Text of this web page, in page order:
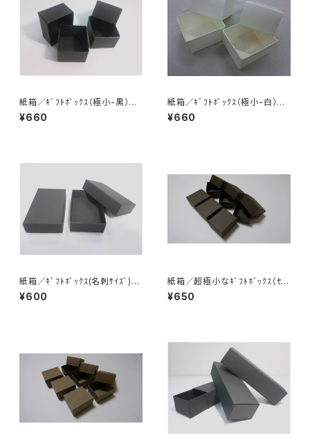
紙箱／ｷﾞﾌﾄﾎﾞｯｸｽ（極小-黒）6
個入
¥660
紙箱／ｷﾞﾌﾄﾎﾞｯｸｽ（極小-白）6
個入
¥660
紙箱／ｷﾞﾌﾄﾎﾞｯｸｽ(名刺ｻｲｽﾞ)4
個入
¥600
紙箱／超極小なｷﾞﾌﾄﾎﾞｯｸｽ（ｾﾋﾟ
ｱ・濃こげ茶）6個入
¥650